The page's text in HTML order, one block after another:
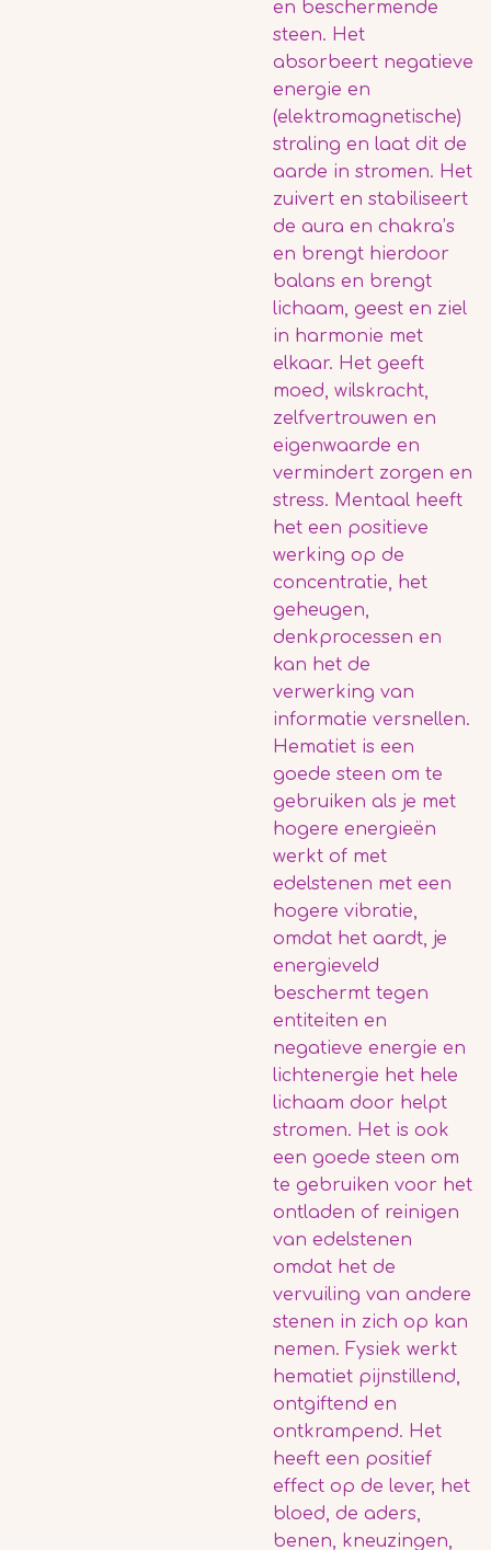
en beschermende
steen. Het
absorbeert negatieve
energie en
(elektromagnetische)
straling en laat dit de
aarde in stromen. Het
zuivert en stabiliseert
de aura en chakra’s
en brengt hierdoor
balans en brengt
lichaam, geest en ziel
in harmonie met
elkaar. Het geeft
moed, wilskracht,
zelfvertrouwen en
eigenwaarde en
vermindert zorgen en
stress. Mentaal heeft
het een positieve
werking op de
concentratie, het
geheugen,
denkprocessen en
kan het de
verwerking van
informatie versnellen.
Hematiet is een
goede steen om te
gebruiken als je met
hogere energieën
werkt of met
edelstenen met een
hogere vibratie,
omdat het aardt, je
energieveld
beschermt tegen
entiteiten en
negatieve energie en
lichtenergie het hele
lichaam door helpt
stromen. Het is ook
een goede steen om
te gebruiken voor het
ontladen of reinigen
van edelstenen
omdat het de
vervuiling van andere
stenen in zich op kan
nemen. Fysiek werkt
hematiet pijnstillend,
ontgiftend en
ontkrampend. Het
heeft een positief
effect op de lever, het
bloed, de aders,
benen, kneuzingen,